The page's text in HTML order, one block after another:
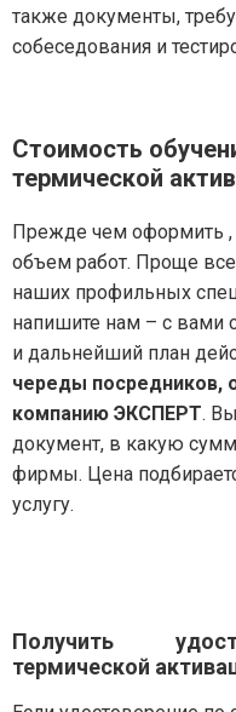
также документы,
собеседования и
Стоимость
термической
Прежде чем оформить ,
объем работ. Проще
наших профильных
напишите нам – с вами
и дальнейший план
череды посредников,
компанию ЭКСПЕРТ.
документ, в какую
фирмы. Цена
услугу.
Получить
термической